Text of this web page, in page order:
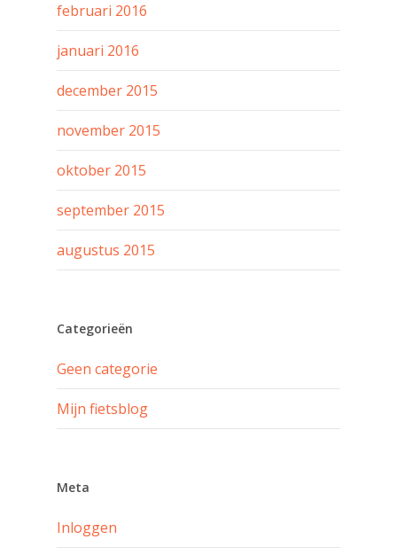
februari 2016
januari 2016
december 2015
november 2015
oktober 2015
september 2015
augustus 2015
Categorieën
Geen categorie
Mijn fietsblog
Meta
Inloggen